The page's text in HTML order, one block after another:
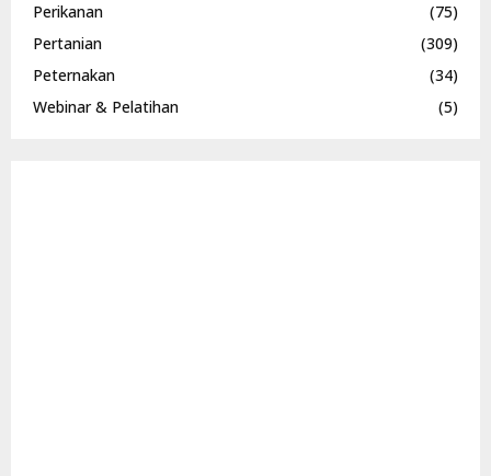
Perikanan
(75)
Pertanian
(309)
Peternakan
(34)
Webinar & Pelatihan
(5)